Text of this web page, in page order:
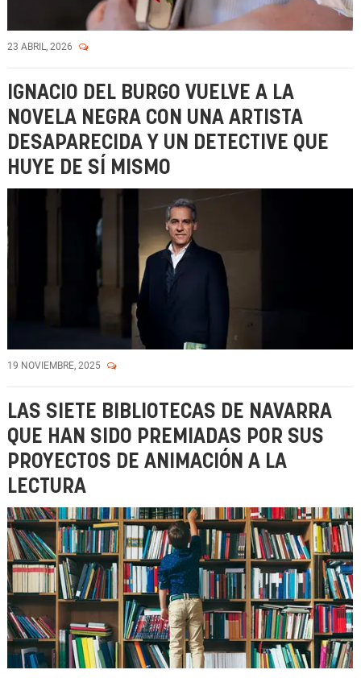
23 ABRIL, 2026
IGNACIO DEL BURGO VUELVE A LA
NOVELA NEGRA CON UNA ARTISTA
DESAPARECIDA Y UN DETECTIVE QUE
HUYE DE SÍ MISMO
19 NOVIEMBRE, 2025
LAS SIETE BIBLIOTECAS DE NAVARRA
QUE HAN SIDO PREMIADAS POR SUS
PROYECTOS DE ANIMACIÓN A LA
LECTURA